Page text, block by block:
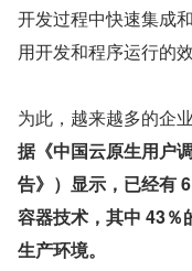
开发过程中快速集成
用开发和程序运行的效
为此，越来越多的企
据《中国云原生用户
告》）显示，已经有
容器技术，其中 43％
生产环境。